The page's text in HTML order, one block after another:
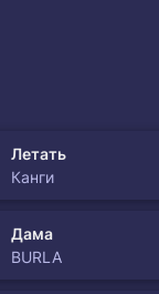
Летать
Канги
Дама
BURLA